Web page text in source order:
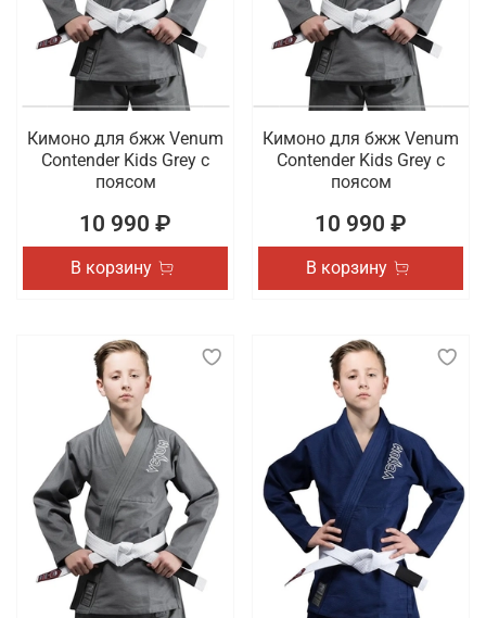
Кимоно для бжж Venum
Contender Kids Grey с
поясом
10 990 ₽
В корзину
Кимоно для бжж Venum
Contender Kids Grey с
поясом
10 990 ₽
В корзину